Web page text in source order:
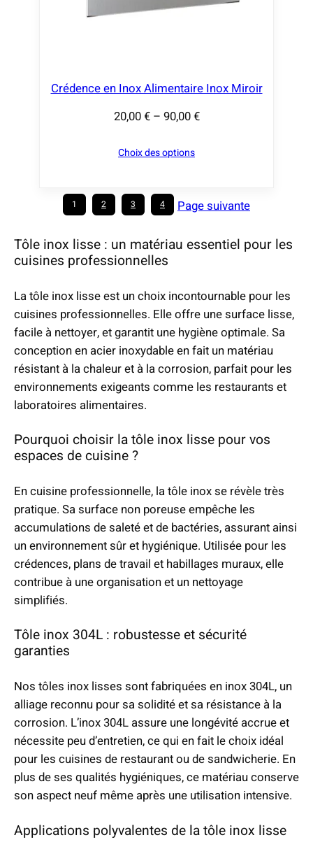
€
,
0
€
Crédence en Inox Alimentaire Inox Miroir
20,00€– 90,00€
a
e
d
p
r
i
x
0
,
0
à
9
0
,
0
0
Choix des options
1 2 3 4 Page suivante
Tôle inox lisse : un matériau essentiel pour les
cuisines professionnelles
La tôle inox lisse est un choix incontournable pour les
cuisines professionnelles. Elle offre une surface lisse,
facile à nettoyer, et garantit une hygiène optimale. Sa
conception en acier inoxydable en fait un matériau
résistant à la chaleur et à la corrosion, parfait pour les
environnements exigeants comme les restaurants et
laboratoires alimentaires.
Pourquoi choisir la tôle inox lisse pour vos
espaces de cuisine ?
En cuisine professionnelle, la tôle inox se révèle très
pratique. Sa surface non poreuse empêche les
accumulations de saleté et de bactéries, assurant ainsi
un environnement sûr et hygiénique. Utilisée pour les
crédences, plans de travail et habillages muraux, elle
contribue à une organisation et un nettoyage
simplifiés.
Tôle inox 304L : robustesse et sécurité
garanties
Nos tôles inox lisses sont fabriquées en inox 304L, un
alliage reconnu pour sa solidité et sa résistance à la
corrosion. L’inox 304L assure une longévité accrue et
nécessite peu d’entretien, ce qui en fait le choix idéal
pour les cuisines de restaurant ou de sandwicherie. En
plus de ses qualités hygiéniques, ce matériau conserve
son aspect neuf même après une utilisation intensive.
Applications polyvalentes de la tôle inox lisse